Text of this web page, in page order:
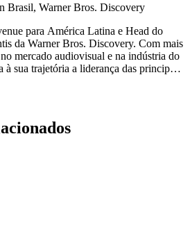
Brasil, Warner Bros. Discovery
para América Latina e Head do
da Warner Bros. Discovery. Com mais
mercado audiovisual e na indústria do
sua trajetória a liderança das principais
de 2014, a executiva teve passagem por
de mídia e audiovisual, entre elas, &E